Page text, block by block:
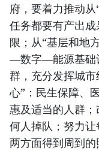
府，要着力推动从
任务都要有产出
限；从“基层和地
—数字—能源基础
群，充分发挥城市
心”：民生保障、
惠及适当的人群
何人掉队；努力
两方面得到周到的